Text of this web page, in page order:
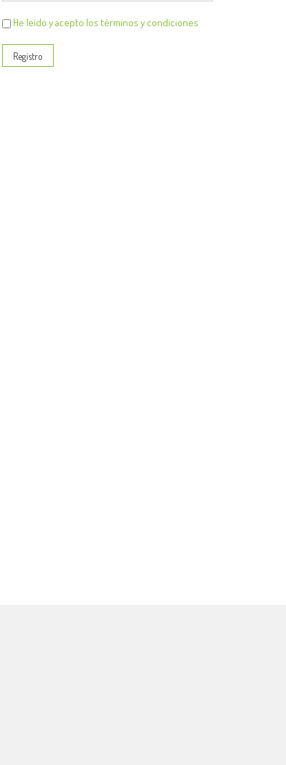
He leído y acepto los términos y condiciones